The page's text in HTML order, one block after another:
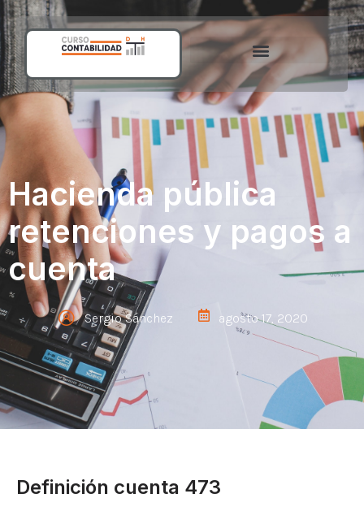
Hacienda pública
retenciones y pagos a
cuenta
Sergio Sánchez agosto 17, 2020
Definición cuenta 473